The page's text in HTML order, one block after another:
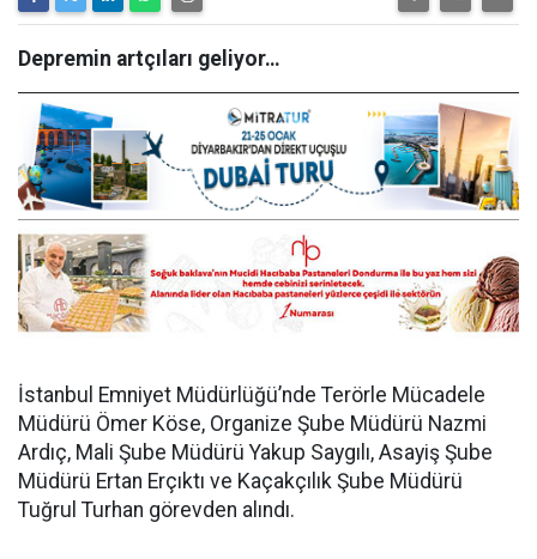
Depremin artçıları geliyor…
İstanbul Emniyet Müdürlüğü’nde Terörle Mücadele
Müdürü Ömer Köse, Organize Şube Müdürü Nazmi
Ardıç, Mali Şube Müdürü Yakup Saygılı, Asayiş Şube
Müdürü Ertan Erçıktı ve Kaçakçılık Şube Müdürü
Tuğrul Turhan görevden alındı.